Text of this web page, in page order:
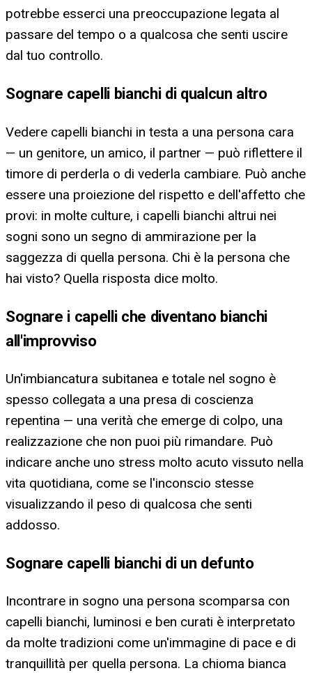
potrebbe esserci una preoccupazione legata al
passare del tempo o a qualcosa che senti uscire
dal tuo controllo.
Sognare capelli bianchi di qualcun altro
Vedere capelli bianchi in testa a una persona cara
— un genitore, un amico, il partner — può riflettere il
timore di perderla o di vederla cambiare. Può anche
essere una proiezione del rispetto e dell'affetto che
provi: in molte culture, i capelli bianchi altrui nei
sogni sono un segno di ammirazione per la
saggezza di quella persona. Chi è la persona che
hai visto? Quella risposta dice molto.
Sognare i capelli che diventano bianchi
all'improvviso
Un'imbiancatura subitanea e totale nel sogno è
spesso collegata a una presa di coscienza
repentina — una verità che emerge di colpo, una
realizzazione che non puoi più rimandare. Può
indicare anche uno stress molto acuto vissuto nella
vita quotidiana, come se l'inconscio stesse
visualizzando il peso di qualcosa che senti
addosso.
Sognare capelli bianchi di un defunto
Incontrare in sogno una persona scomparsa con
capelli bianchi, luminosi e ben curati è interpretato
da molte tradizioni come un'immagine di pace e di
tranquillità per quella persona. La chioma bianca